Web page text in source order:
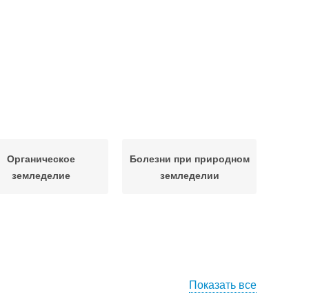
Органическое
земледелие
Болезни при природном
земледелии
Показать все